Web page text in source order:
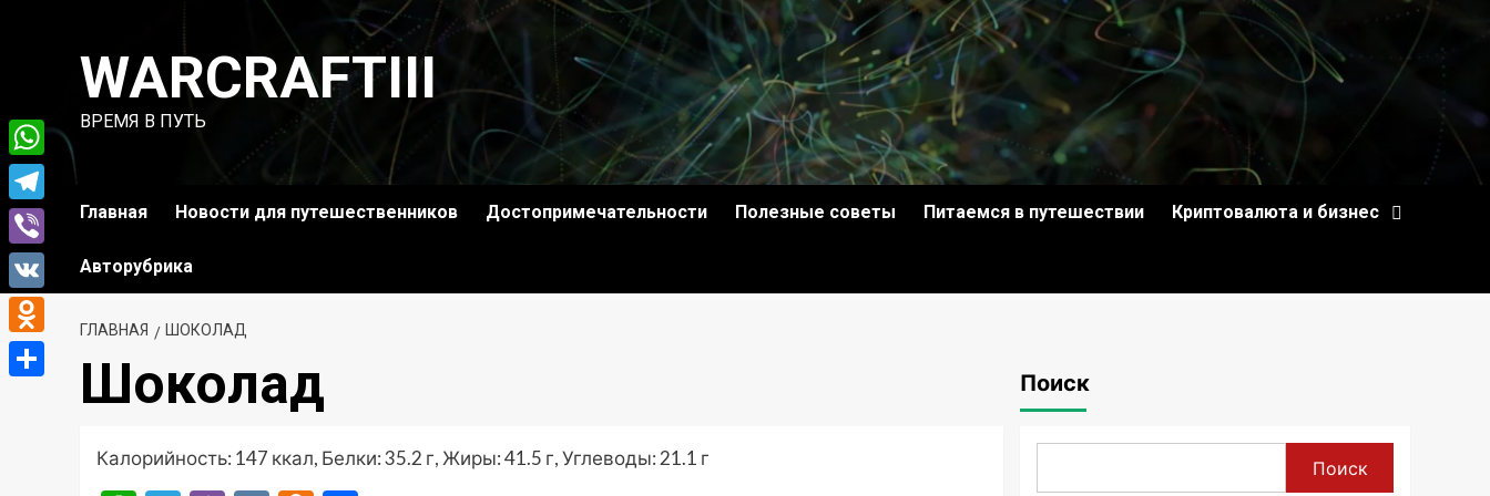
содержимомуWARCRAFTIII
ВРЕМЯ В ПУТЬ
Главная Новости для путешественников Достопримечательности Полезные советы Питаемся в путешествии Криптовалюта и бизнес
Авторубрика
ГЛАВНАЯ ШОКОЛАД
Шоколад
Калорийность: 147 ккал, Белки: 35.2 г, Жиры: 41.5 г, Углеводы: 21.1 г
Поиск
Поиск
WhatsApp
Telegram
Viber
VK
Odnoklassniki
Отправить